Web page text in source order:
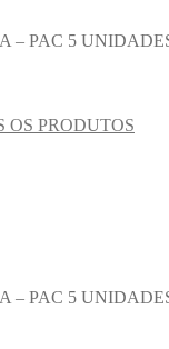
– PAC 5
OS PRODUTOS
– PAC 5